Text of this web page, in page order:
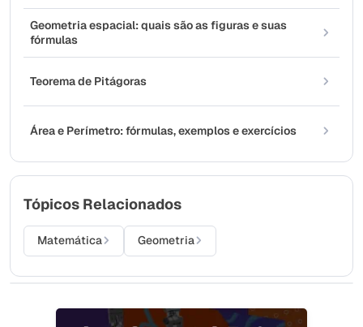
Geometria espacial: quais são as figuras e suas
fórmulas
Teorema de Pitágoras
Área e Perímetro: fórmulas, exemplos e exercícios
Tópicos Relacionados
Matemática Geometria